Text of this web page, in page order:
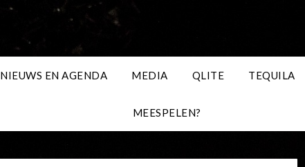
NIEUWS EN AGENDA MEDIA QLITE TEQUILA
MEESPELEN?